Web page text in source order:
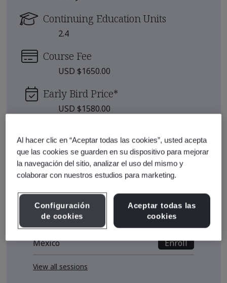
Continuing Education Units
2.4
Course Fee
USD $1650.00
Early Bird Price*
USD $1580.00
Aug 25-27, 2026 - Live Online -
Full Day
Enroll
Sep 22-24, 2026 - Live Online -
Full Day
Enroll
Oct 13-15, 2026 - Ciudad de
México
Enroll
View all sessions
Al hacer clic en “Aceptar todas las cookies”, usted acepta
que las cookies se guarden en su dispositivo para mejorar
la navegación del sitio, analizar el uso del mismo y
colaborar con nuestros estudios para marketing.
Configuración
de cookies
Aceptar todas las
cookies